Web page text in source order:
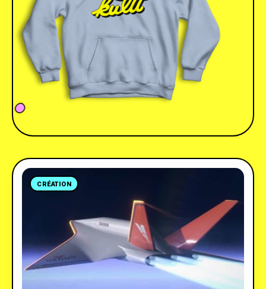
CRÉATION